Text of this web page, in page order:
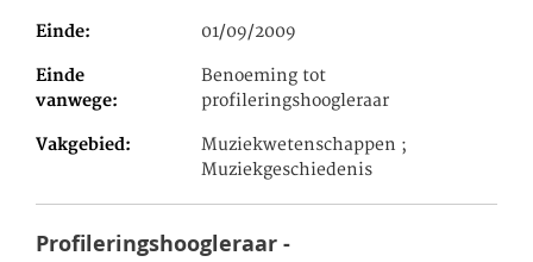
Einde 01/09/2009
Einde
vanwege
Benoeming tot
profileringshoogleraar
Vakgebied
Muziekwetenschappen ;
Muziekgeschiedenis
Profileringshoogleraar -